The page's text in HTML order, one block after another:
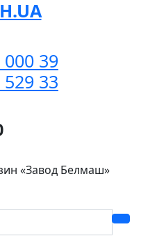
39
33
«Завод Белмаш»